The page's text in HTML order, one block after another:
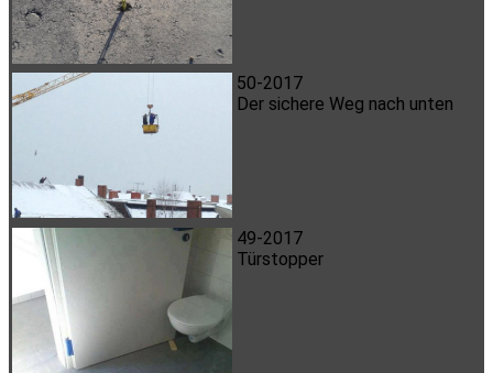
50-2017
Der sichere Weg nach unten
49-2017
Türstopper